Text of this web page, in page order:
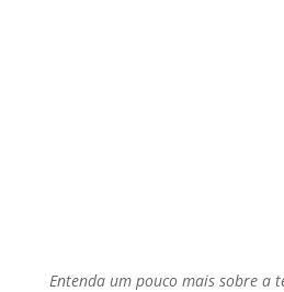
Entenda um pouco mais sobre a